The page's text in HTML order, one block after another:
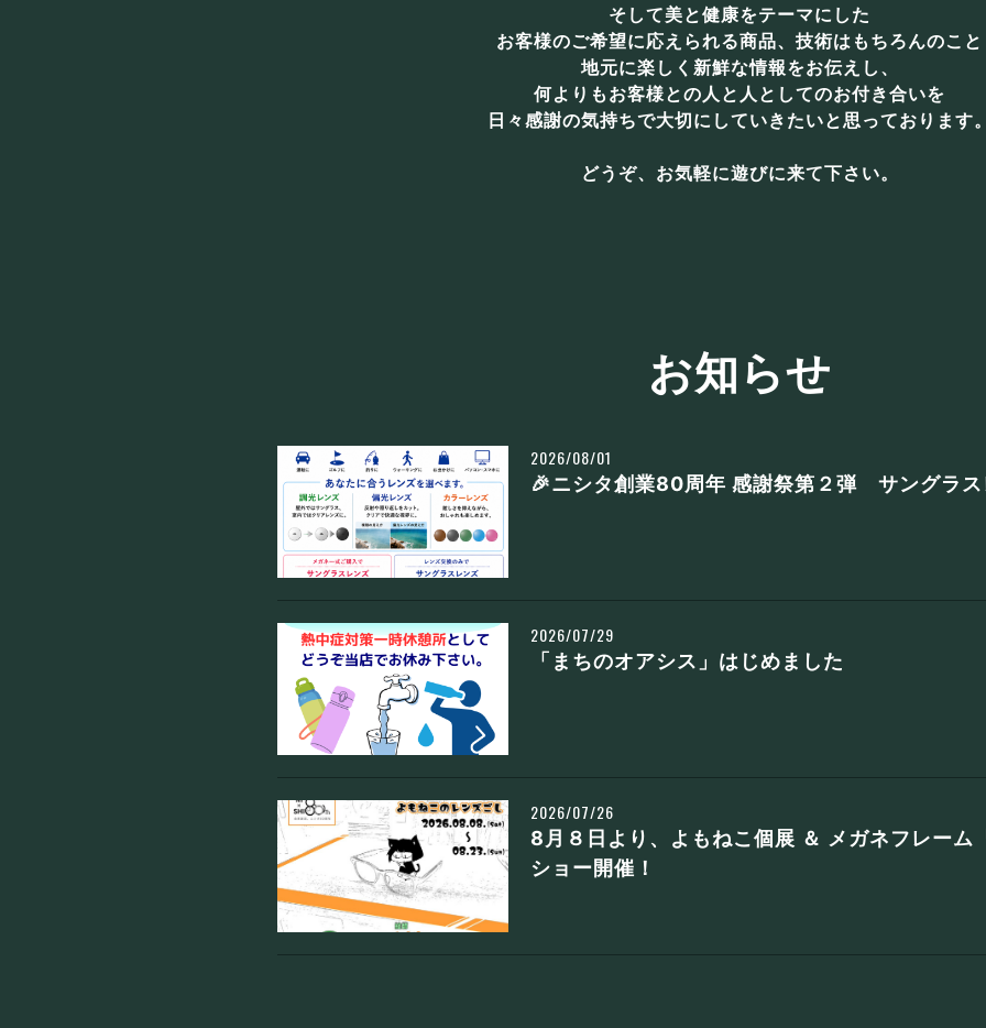
そして美と健康をテーマにした
お客様のご希望に応えられる商品、技術はもちろんのこと
地元に楽しく新鮮な情報をお伝えし、
何よりもお客様との人と人としてのお付き合いを
日々感謝の気持ちで大切にしていきたいと思っております。
どうぞ、お気軽に遊びに来て下さい。
お知らせ
2026/08/01
🎉ニシタ創業80周年 感謝祭第２弾 サングラス
2026/07/29
「まちのオアシス」はじめました
2026/07/26
8月８日より、よもねこ個展 ＆ メガネフレーム
ショー開催！